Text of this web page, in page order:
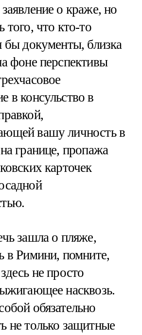
о краже, но
того, что кто-то
бы документы, близка
фоне перспективы
в консульство в
вашу личность в
границе, пропажа
карточек
зашла о пляже,
в Римини, помните,
не просто
насквозь.
обязательно
не только защитные